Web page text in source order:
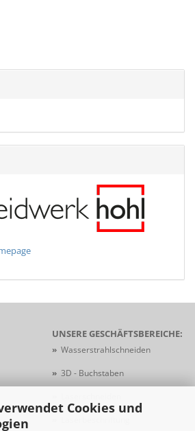
Cookies und
UNSERE GESCHÄFTSBEREICHE:
» Wasserstrahlschneiden
» 3D - Buchstaben